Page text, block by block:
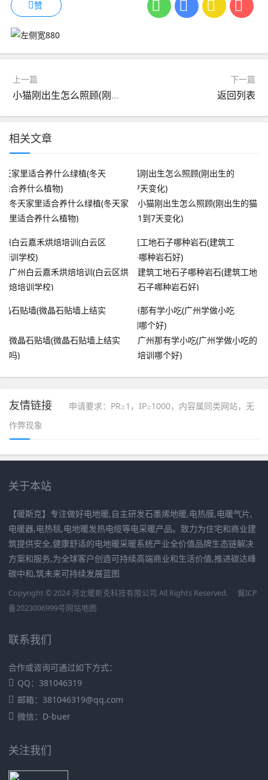
赞
上一篇
小猫刚出生怎么照顾(刚出生的猫1到7天变化)
下一篇
返回列表
相关文章
冬天家里适合养什么绿植(冬天家
里适合养什么植物)
小猫刚出生怎么照顾(刚出生的猫
1到7天变化)
广州白云嘉禾烘焙培训(白云区烘
焙培训学校)
建筑工地石子哪种岩石(建筑工地
石子哪种岩石好)
微晶石贴墙(微晶石贴墙上结实
吗)
广州那有学小吃(广州学做小吃的
培训哪个好)
友情链接
申请要求：PR≥1，IP≥1000，内容属同类网站，无
作弊现象
关于本站
【暖斯克】专注做好电地暖,自主研发石墨烯地暖,电热膜,电暖气片,
电暖器,电热毯,电地暖发热电缆等电采暖产品。致力为住宅和商业建
筑提供安全,健康舒适的电地暖采暖系统产业全价值品牌生态链解决
方案和服务,为全球客户创造可持续高端商业和生活价值,推进碳达峰
碳中和,筑未来可持续发展蓝图
Copyright © 2024 河北暖斯克科技有限公司 All Rights Reserved.
冀ICP
备2023006999号网站地图
联系我们
合作或咨询可通过如下方式：
QQ：381046319
邮箱：381046319@qq.com
微信：D-buer
关注我们